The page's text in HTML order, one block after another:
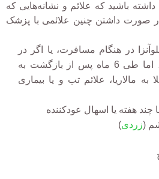
باشید که علائم و نشانه‌هایی که
در صورت داشتن چنین علائمی با پزشک
در هنگام مسافرت، یا اگر در
هنگام مسافرت سالم بود، اما طی 6 ماه پس از بازگشت به
به مالاریا، علائم تب و یا بیماری
(زردی)